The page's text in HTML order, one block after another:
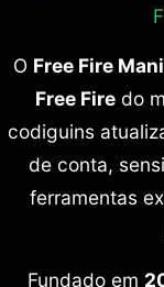
O Free Fire
Free Firedo
codiguins
de conta,
ferramentas
Fundado em